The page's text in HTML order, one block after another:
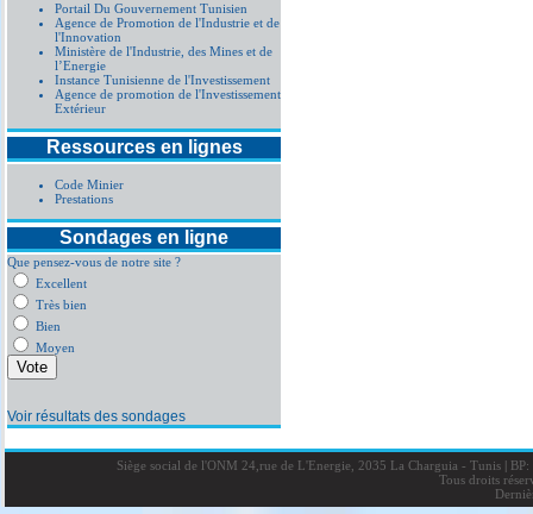
Portail Du Gouvernement Tunisien
Agence de Promotion de l'Industrie et de
l'Innovation
Ministère de l'Industrie, des Mines et de
l’Energie
Instance Tunisienne de l'Investissement
Agence de promotion de l'Investissement
Extérieur
Ressources en lignes
Code Minier
Prestations
Sondages en ligne
Que pensez-vous de notre site ?
Excellent
Très bien
Bien
Moyen
Voir résultats des sondages
Siège social de l'ONM 24,rue de L'Energie, 2035 La Charguia - Tunis |BP:
Tous droits